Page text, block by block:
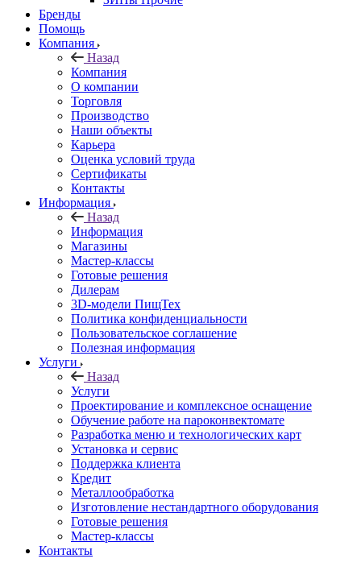
Бренды
Помощь
Компания
Назад
Компания
О компании
Торговля
Производство
Наши объекты
Карьера
Оценка условий труда
Сертификаты
Контакты
Информация
Назад
Информация
Магазины
Мастер-классы
Готовые решения
Дилерам
3D-модели ПищТех
Политика конфиденциальности
Пользовательское соглашение
Полезная информация
Услуги
Назад
Услуги
Проектирование и комплексное оснащение
Обучение работе на пароконвектомате
Разработка меню и технологических карт
Установка и сервис
Поддержка клиента
Кредит
Металлообработка
Изготовление нестандартного оборудования
Готовые решения
Мастер-классы
Контакты